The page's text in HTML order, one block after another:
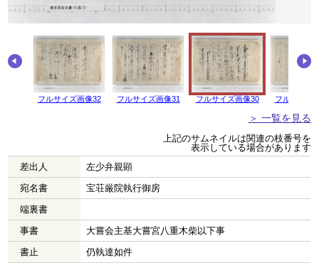
フルサイズ画像32 フルサイズ画像31 フルサイズ画像30 フルサイズ
＞ 一覧を見る
上記のサムネイルは関連の枝番号を
表示している場合があります
差出人
左少弁親顕
宛名書
宝荘厳院執行御房
端裏書
事書
大嘗会主基大嘗宮八重木柴以下事
書止
仍執達如件